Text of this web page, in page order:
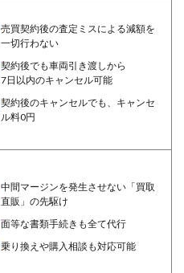
売買契約後の査定ミスによる減額を
一切行わない
契約後でも車両引き渡しから
7日以内のキャンセル可能
契約後のキャンセルでも、キャンセ
ル料0円
中間マージンを発生させない「買取
直販」の先駆け
面等な書類手続きも全て代行
乗り換えや購入相談も対応可能